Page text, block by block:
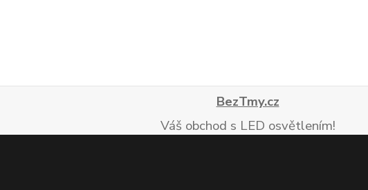
BezTmy.cz
Váš obchod s LED osvětlením!